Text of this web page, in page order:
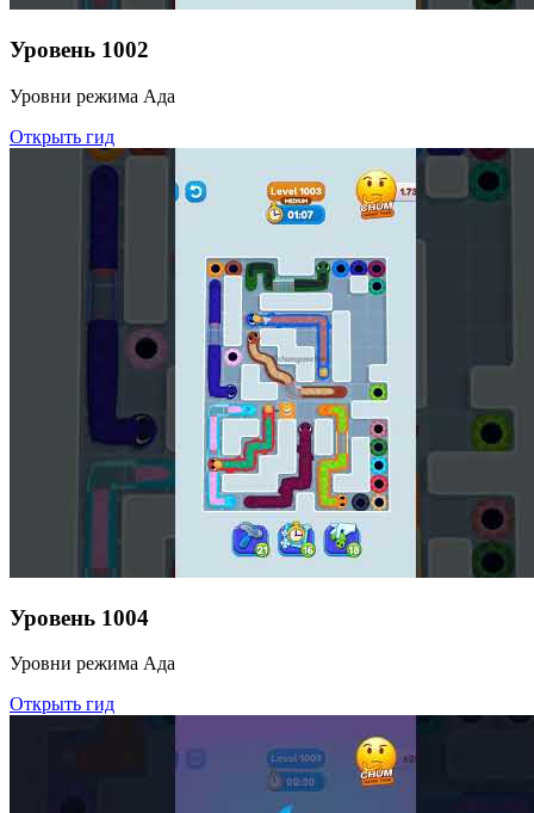
Уровень 1002
Уровни режима Ада
Открыть гид
Уровень 1004
Уровни режима Ада
Открыть гид